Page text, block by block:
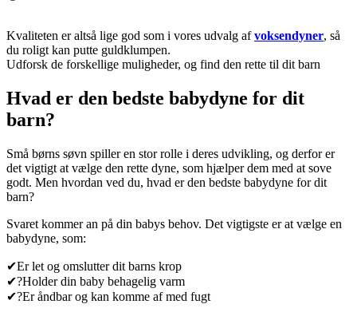
Kvaliteten er altså lige god som i vores udvalg afvoksendyner, så
du roligt kan putte guldklumpen.
Udforsk de forskellige muligheder, og find den rette til dit barn
Hvad er den bedste babydyne for dit
barn?
Små børns søvn spiller en stor rolle i deres udvikling, og derfor er
det vigtigt at vælge den rette dyne, som hjælper dem med at sove
godt. Men hvordan ved du, hvad er den bedste babydyne for dit
barn?
Svaret kommer an på din babys behov. Det vigtigste er at vælge en
babydyne, som:
✔Er let og omslutter dit barns krop
✔?Holder din baby behagelig varm
✔?Er åndbar og kan komme af med fugt